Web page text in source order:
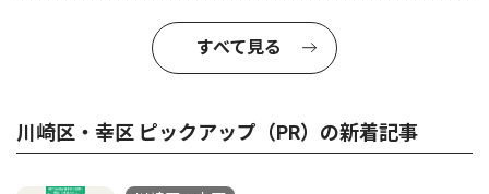
すべて見る
川崎区・幸区 ピックアップ（PR）の新着記事